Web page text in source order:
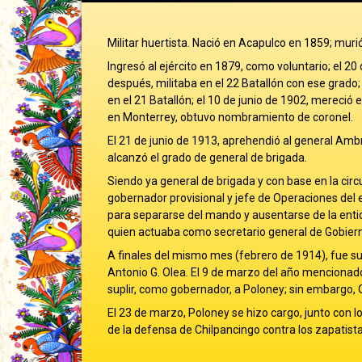
Militar huertista. Nació en Acapulco en 1859;
Ingresó al ejército en 1879, como voluntario; el
después, militaba en el 22 Batallón con ese
en el 21 Batallón; el 10 de junio de 1902,
en Monterrey, obtuvo nombramiento de coronel.
El 21 de junio de 1913, aprehendió al general
alcanzó el grado de general de brigada.
Siendo ya general de brigada y con base en la
gobernador provisional y jefe de Operaciones
para separarse del mando y ausentarse de la
quien actuaba como secretario general de
A finales del mismo mes (febrero de 1914), fue
Antonio G. Olea. El 9 de marzo del año
suplir, como gobernador, a Poloney; sin
El 23 de marzo, Poloney se hizo cargo, junto con
de la defensa de Chilpancingo contra los